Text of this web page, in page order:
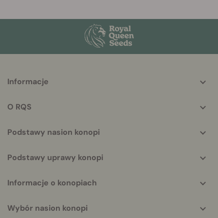
helpful
Informacje
O RQS
Podstawy nasion konopi
Podstawy uprawy konopi
Informacje o konopiach
Wybór nasion konopi